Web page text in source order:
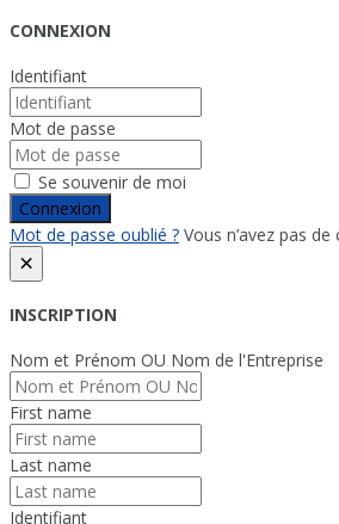
CONNEXION
Identifiant
Mot de passe
Se souvenir de moi
Connexion
Mot de passe oublié ? Vous n’avez pas
×
INSCRIPTION
Nom et Prénom OU Nom de l'Entreprise
First name
Last name
Identifiant